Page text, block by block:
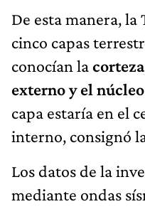
De esta manera,
cinco capas
conocían la
externo y el
capa estaría en el
interno, consignó
Los datos de la
mediante ondas